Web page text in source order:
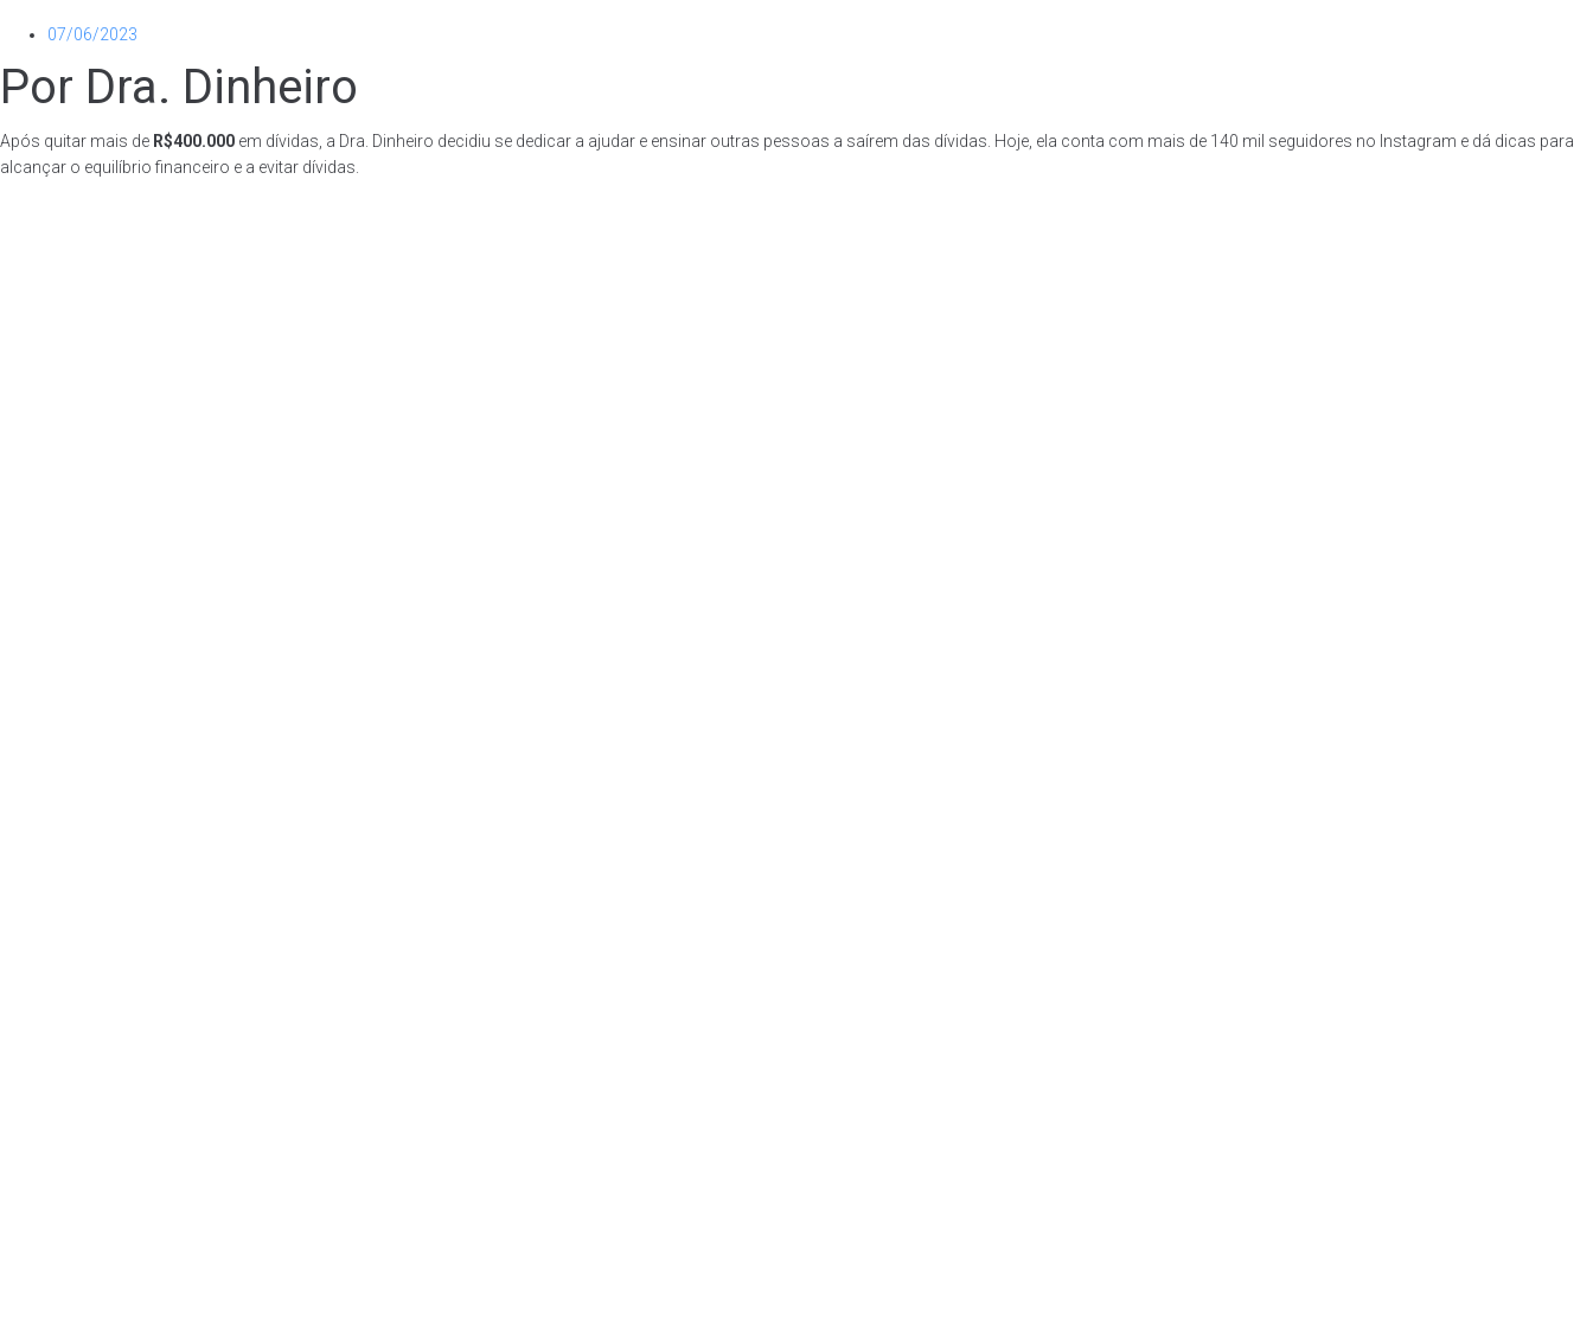
07/06/2023
Por Dra. Dinheiro
Após quitar mais de R$400.000 em dívidas, a Dra. Dinheiro decidiu se dedicar a ajudar e ensinar outras pessoas a saírem das dívidas. Hoje, ela conta com mais de 140 mil seguidores no Instagram e dá dicas para
alcançar o equilíbrio financeiro e a evitar dívidas.